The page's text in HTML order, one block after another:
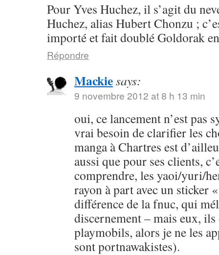
Pour Yves Huchez, il s’agit du
Huchez, alias Hubert Chonzu ;
importé et fait doublé Goldorak
Répondre
Mackiesays:
9 novembre 2012 at 8 h 13 min
oui, ce lancement n’est pas
vrai besoin de clarifier les
manga à Chartres est
aussi que pour ses clients,
comprendre, les yaoi/yuri/
rayon à part avec un sticker
différence de la fnuc, qui
discernement – mais eux, ils
playmobils, alors je ne les
sont portnawakistes).